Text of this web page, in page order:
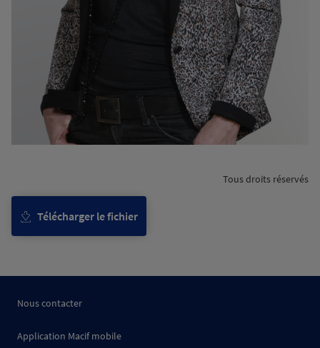
Télécharger le fichier
Tous droits réservés
Nous contacter
Application Macif mobile